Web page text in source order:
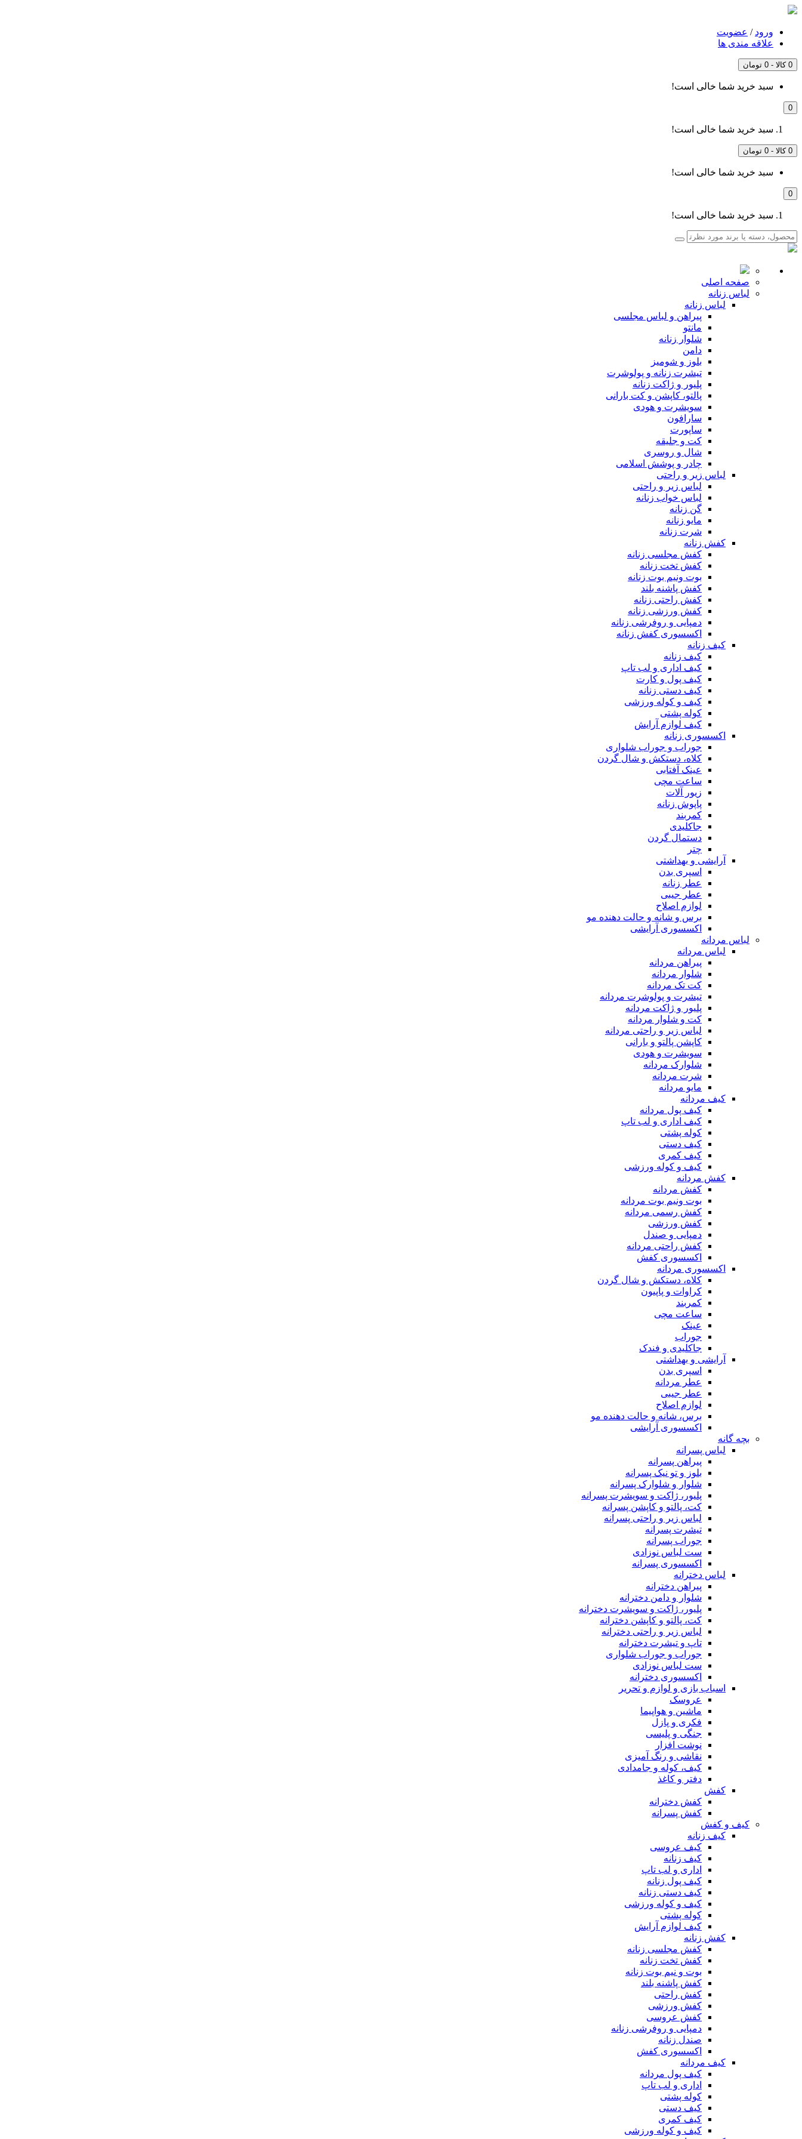
ورود / عضویت
علاقه مندی ها
0 کالا - 0 تومان
سبد خرید شما خالی است!
0
سبد خرید شما خالی است!
0 کالا - 0 تومان
سبد خرید شما خالی است!
0
سبد خرید شما خالی است!
صفحه اصلی
لباس زنانه
لباس زنانه
پیراهن و لباس مجلسی
مانتو
شلوار زنانه
دامن
بلوز و شومیز
تیشرت زنانه و پولوشرت
پلیور و ژاکت زنانه
پالتو، کاپشن و کت بارانی
سویشرت و هودی
سارافون
ساپورت
کت و جلیقه
شال و روسری
چادر و پوشش اسلامی
لباس زیر و راحتی
لباس زیر و راحتی
لباس خواب زنانه
گن زنانه
مایو زنانه
شرت زنانه
کفش زنانه
کفش مجلسی زنانه
کفش تخت زنانه
بوت ونیم بوت زنانه
کفش پاشنه بلند
کفش راحتی زنانه
کفش ورزشی زنانه
دمپایی و روفرشی زنانه
اکسسوری کفش زنانه
کیف زنانه
کیف زنانه
کیف اداری و لب تاپ
کیف پول و کارت
کیف دستی زنانه
کیف و کوله ورزشی
کوله پشتی
کیف لوازم آرایش
اکسسوری زنانه
جوراب و جوراب شلواری
کلاه، دستکش و شال گردن
عینک آفتابی
ساعت مچی
زیور آلات
پاپوش زنانه
کمربند
جاکلیدی
دستمال گردن
چتر
آرایشی و بهداشتی
اسپری بدن
عطر زنانه
عطر جیبی
لوازم اصلاح
برس و شانه و حالت دهنده مو
اکسسوری آرایشی
لباس مردانه
لباس مردانه
پیراهن مردانه
شلوار مردانه
کت تک مردانه
تیشرت و پولوشرت مردانه
پلیور و ژاکت مردانه
کت و شلوار مردانه
لباس زیر و راحتی مردانه
کاپشن پالتو و بارانی
سویشرت و هودی
شلوارک مردانه
شرت مردانه
مایو مردانه
کیف مردانه
کیف پول مردانه
کیف اداری و لب تاپ
کوله پشتی
کیف دستی
کیف کمری
کیف و کوله ورزشی
کفش مردانه
کفش مردانه
بوت ونیم بوت مردانه
کفش رسمی مردانه
کفش ورزشی
دمپایی و صندل
کفش راحتی مردانه
اکسسوری کفش
اکسسوری مردانه
کلاه، دستکش و شال گردن
کراوات و پاپیون
کمربند
ساعت مچی
عینک
جوراب
جاکلیدی و فندک
آرایشی و بهداشتی
اسپری بدن
عطر مردانه
عطر جیبی
لوازم اصلاح
برس، شانه و حالت دهنده مو
اکسسوری آرایشی
بچه گانه
لباس پسرانه
پیراهن پسرانه
بلوز و تو نیک پسرانه
شلوار و شلوارک پسرانه
پلیور، ژاکت و سویشرت پسرانه
کت، پالتو و کاپشن پسرانه
لباس زیر و راحتی پسرانه
تیشرت پسرانه
جوراب پسرانه
ست لباس نوزادی
اکسسوری پسرانه
لباس دخترانه
پیراهن دخترانه
شلوار و دامن دخترانه
پلیور، ژاکت و سویشرت دخترانه
کت، پالتو و کاپشن دخترانه
لباس زیر و راحتی دخترانه
تاپ و تیشرت دخترانه
جوراب و جوراب شلواری
ست لباس نوزادی
اکسسوری دخترانه
اسباب بازی و لوازم و تحریر
عروسک
ماشین و هواپیما
فکری و پازل
جنگی و پلیسی
نوشت افزار
نقاشی و رنگ آمیزی
کیف، کوله و جامدادی
دفتر و کاغذ
کفش
کفش دخترانه
کفش پسرانه
کیف و کفش
کیف زنانه
کیف عروسی
کیف زنانه
اداری و لب تاپ
کیف پول زنانه
کیف دستی زنانه
کیف و کوله ورزشی
کوله پشتی
کیف لوازم آرایش
کفش زنانه
کفش مجلسی زنانه
کفش تخت زنانه
بوت و نیم بوت زنانه
کفش پاشنه بلند
کفش راحتی
کفش ورزشی
کفش عروسی
دمپایی و روفرشی زنانه
صندل زنانه
اکسسوری کفش
کیف مردانه
کیف پول مردانه
اداری و لب تاپ
کوله پشتی
کیف دستی
کیف کمری
کیف و کوله ورزشی